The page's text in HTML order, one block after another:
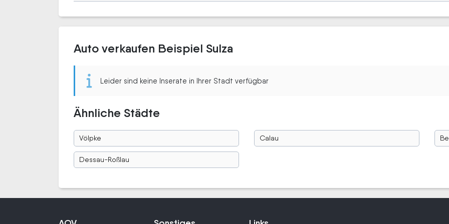
Auto verkaufen Beispiel Sulza
Leider sind keine Inserate in Ihrer Stadt verfügbar
Ähnliche Städte
Völpke Calau
Dessau-Roßlau